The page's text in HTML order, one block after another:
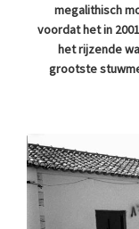
megalithisch
voordat het in
het rijzende
grootste